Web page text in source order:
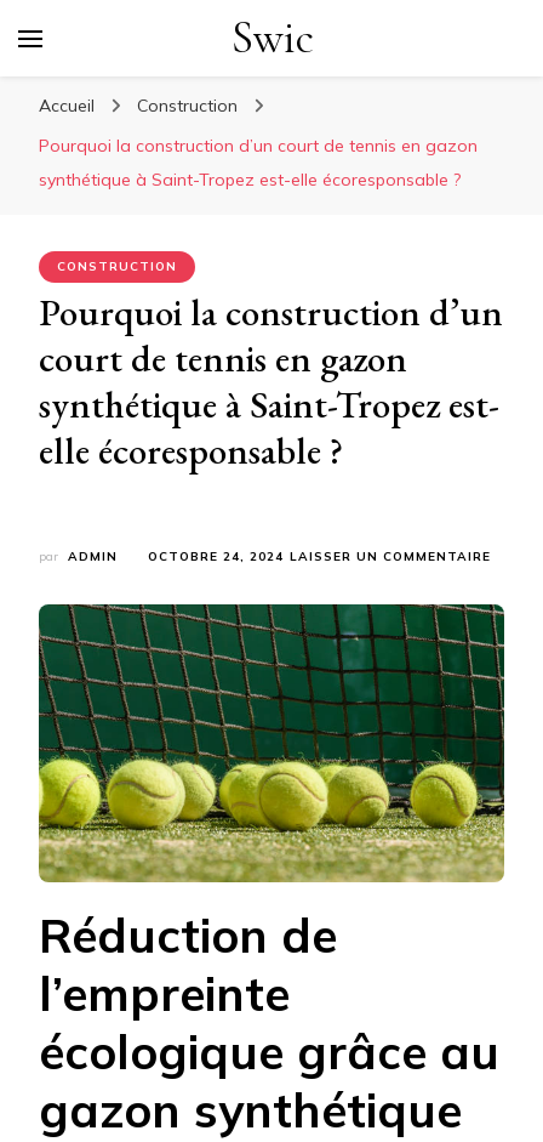
Swic
Accueil
Construction
Pourquoi la construction d’un court de tennis en gazon
synthétique à Saint-Tropez est-elle écoresponsable ?
CONSTRUCTION
Pourquoi la construction d’un
court de tennis en gazon
synthétique à Saint-Tropez est-
elle écoresponsable ?
par ADMIN OCTOBRE 24, 2024 LAISSER UN COMMENTAIRE
D’UN
COURT
DE
EN
À
SAINT-
EST-
ELLE
Réduction de
l’empreinte
écologique grâce au
gazon synthétique